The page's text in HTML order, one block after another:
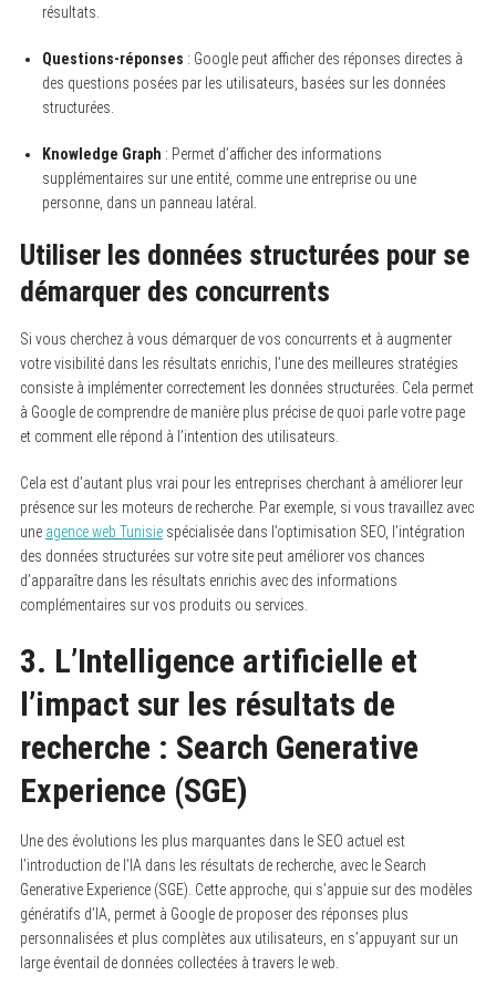
résultats.
Questions-réponses : Google peut afficher des réponses directes à
des questions posées par les utilisateurs, basées sur les données
structurées.
Knowledge Graph : Permet d’afficher des informations
supplémentaires sur une entité, comme une entreprise ou une
personne, dans un panneau latéral.
Utiliser les données structurées pour se
démarquer des concurrents
Si vous cherchez à vous démarquer de vos concurrents et à augmenter
votre visibilité dans les résultats enrichis, l’une des meilleures stratégies
consiste à implémenter correctement les données structurées. Cela permet
à Google de comprendre de manière plus précise de quoi parle votre page
et comment elle répond à l’intention des utilisateurs.
Cela est d’autant plus vrai pour les entreprises cherchant à améliorer leur
présence sur les moteurs de recherche. Par exemple, si vous travaillez avec
une agence web Tunisiespécialisée dans l’optimisation SEO, l’intégration
des données structurées sur votre site peut améliorer vos chances
d’apparaître dans les résultats enrichis avec des informations
complémentaires sur vos produits ou services.
3. L’Intelligence artificielle et
l’impact sur les résultats de
recherche : Search Generative
Experience (SGE)
Une des évolutions les plus marquantes dans le SEO actuel est
l’introduction de l’IA dans les résultats de recherche, avec le Search
Generative Experience (SGE). Cette approche, qui s’appuie sur des modèles
génératifs d’IA, permet à Google de proposer des réponses plus
personnalisées et plus complètes aux utilisateurs, en s’appuyant sur un
large éventail de données collectées à travers le web.